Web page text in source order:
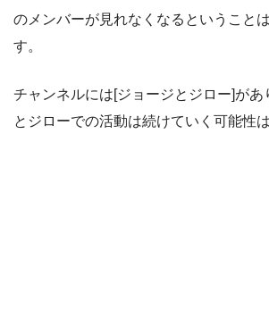
のメンバーが見れなくなるということ
す。
チャンネルには[ジョージとジロー]があ
とジローでの活動は続けていく可能性